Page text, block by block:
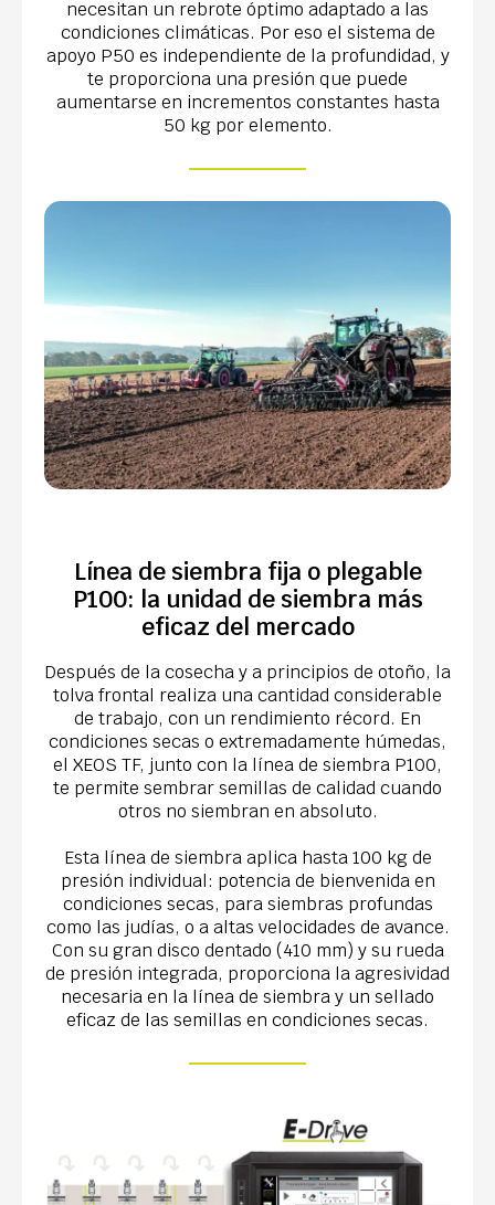
necesitan un rebrote óptimo adaptado a las
condiciones climáticas. Por eso el sistema de
apoyo P50 es independiente de la profundidad, y
te proporciona una presión que puede
aumentarse en incrementos constantes hasta
50 kg por elemento.
Línea de siembra fija o plegable
P100: la unidad de siembra más
eficaz del mercado
Después de la cosecha y a principios de otoño, la
tolva frontal realiza una cantidad considerable
de trabajo, con un rendimiento récord. En
condiciones secas o extremadamente húmedas,
el XEOS TF, junto con la línea de siembra P100,
te permite sembrar semillas de calidad cuando
otros no siembran en absoluto.
Esta línea de siembra aplica hasta 100 kg de
presión individual: potencia de bienvenida en
condiciones secas, para siembras profundas
como las judías, o a altas velocidades de avance.
Con su gran disco dentado (410 mm) y su rueda
de presión integrada, proporciona la agresividad
necesaria en la línea de siembra y un sellado
eficaz de las semillas en condiciones secas.